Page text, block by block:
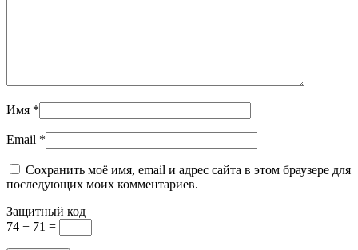
Имя *
Email *
Сохранить моё имя, email и адрес сайта в этом браузере для
последующих моих комментариев.
Защитный код
74 − 71 =